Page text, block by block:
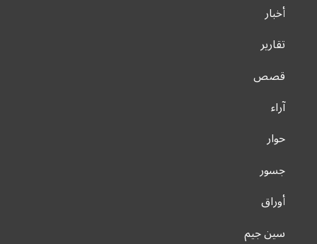
أخبار
تقارير
قصص
آراء
حوار
جسور
أوراق
سين جيم